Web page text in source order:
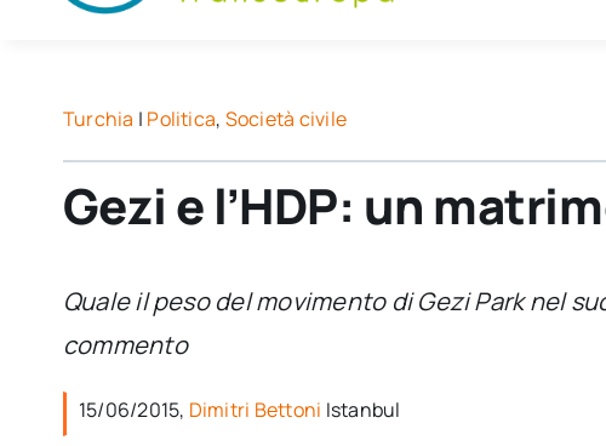
Turchia | Politica, Società civile
Gezi e l’HDP: un
Quale il peso del movimento di Gezi Park nel
commento
15/06/2015, Dimitri Bettoni Istanbul